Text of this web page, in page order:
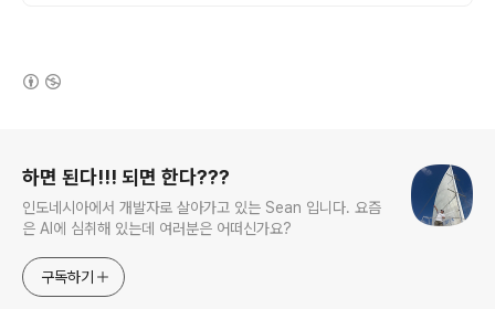
하면 된다!!! 되면 한다???
인도네시아에서 개발자로 살아가고 있는 Sean 입니다. 요즘
은 AI에 심취해 있는데 여러분은 어떠신가요?
구독하기